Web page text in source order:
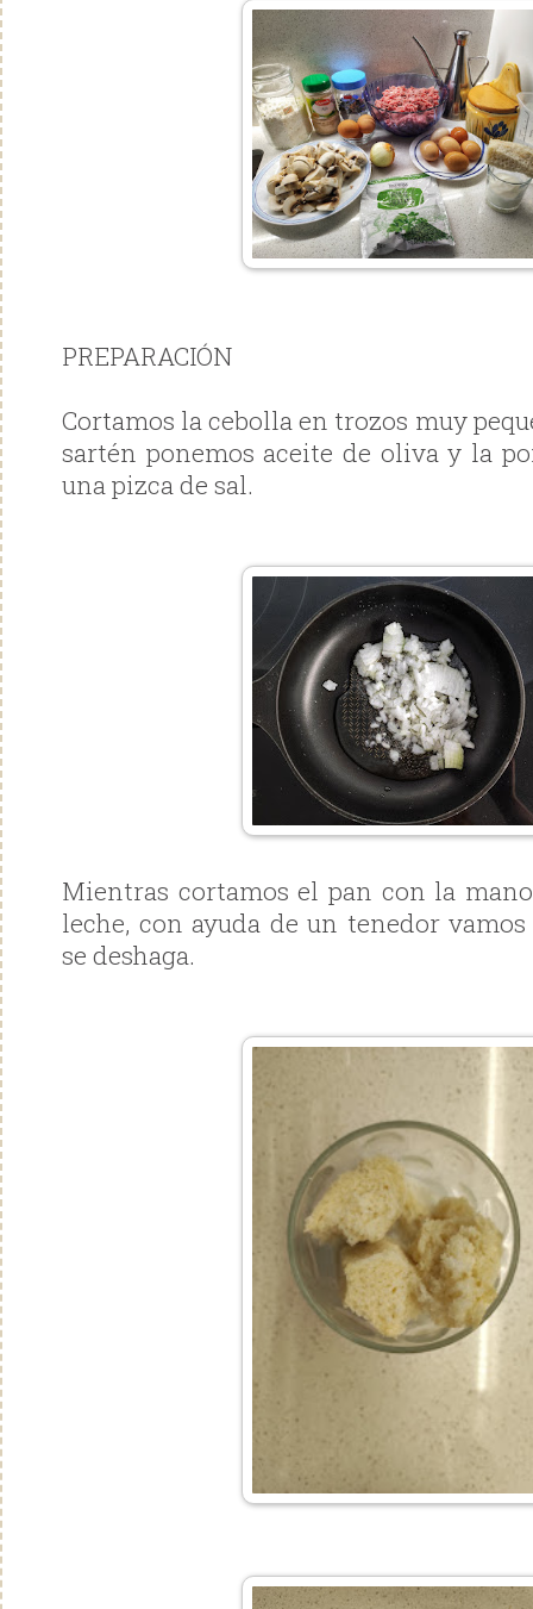
PREPARACIÓN
Cortamos la cebolla en trozos muy
sartén ponemos aceite de oliva y la
una pizca de sal.
Mientras cortamos el pan con la
leche, con ayuda de un tenedor
se deshaga.